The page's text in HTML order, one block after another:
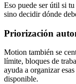
Eso puede ser útil si
sino decidir dónde
Priorización
Motion también se
límite, bloques de
ayuda a organizar
disponible.